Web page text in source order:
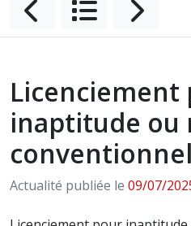
Licenciement
inaptitude ou
Actualité publiée le 09/07/